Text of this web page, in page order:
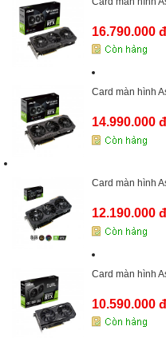
16.790.000 đ
Card màn hình
14.990.000 đ
Card màn hình
12.190.000 đ
Card màn hình
10.590.000 đ